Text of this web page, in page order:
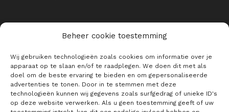
Beheer cookie toestemming
Wij gebruiken technologieën zoals cookies om informatie over je
apparaat op te slaan en/of te raadplegen. We doen dit met als
doel om de beste ervaring te bieden en om gepersonaliseerde
advertenties te tonen. Door in te stemmen met deze
technologieën kunnen wij gegevens zoals surfgedrag of unieke ID's
op deze website verwerken. Als u geen toestemming geeft of uw
BLIJF OP DE HOOGTE VAN ALLE
RAJO NIEUWTJES
E-mailadres *